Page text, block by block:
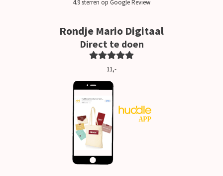
4.9 sterren op Google Review
Rondje Mario Digitaal
Direct te doen
11,-